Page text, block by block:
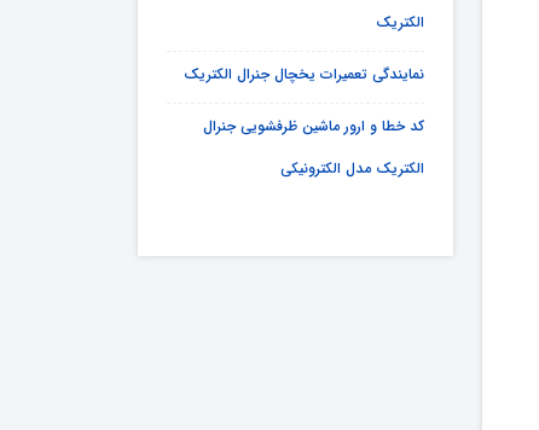
الکتریک
نمایندگی تعمیرات یخچال جنرال الکتریک
کد خطا و ارور ماشین ظرفشویی جنرال
الکتریک مدل الکترونیکی